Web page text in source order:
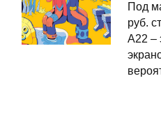
Под
руб.
A22 –